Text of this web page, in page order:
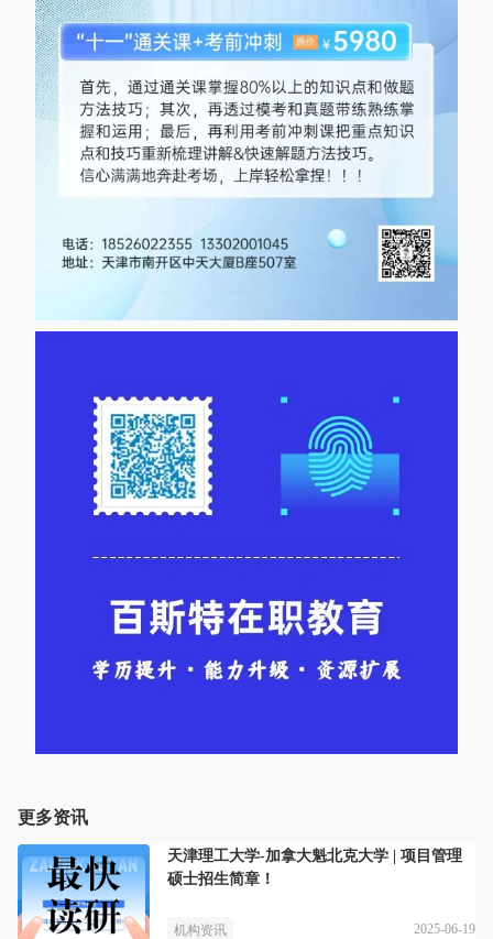
更多资讯
天津理工大学-加拿大魁北克大学 | 项目管理
硕士招生简章！
机构资讯 2025-06-19